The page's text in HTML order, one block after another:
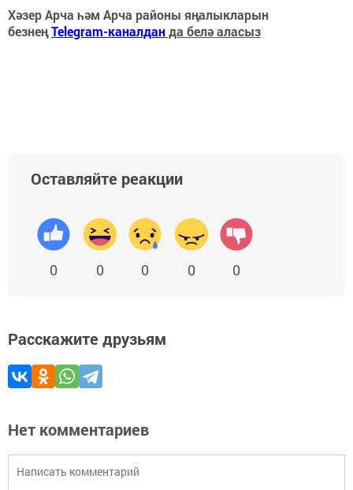
Хәзер Арча һәм Арча районы яңалыкларын
безнеңTelegram-каналданда белә аласыз
Оставляйте реакции
0 0 0 0 0
Расскажите друзьям
Нет комментариев